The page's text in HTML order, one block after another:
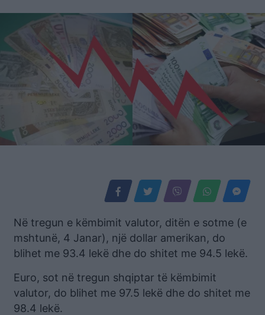
Në tregun e këmbimit valutor, ditën e sotme (e
mshtunë, 4 Janar), një dollar amerikan, do
blihet me 93.4 lekë dhe do shitet me 94.5 lekë.
Euro, sot në tregun shqiptar të këmbimit
valutor, do blihet me 97.5 lekë dhe do shitet me
98.4 lekë.